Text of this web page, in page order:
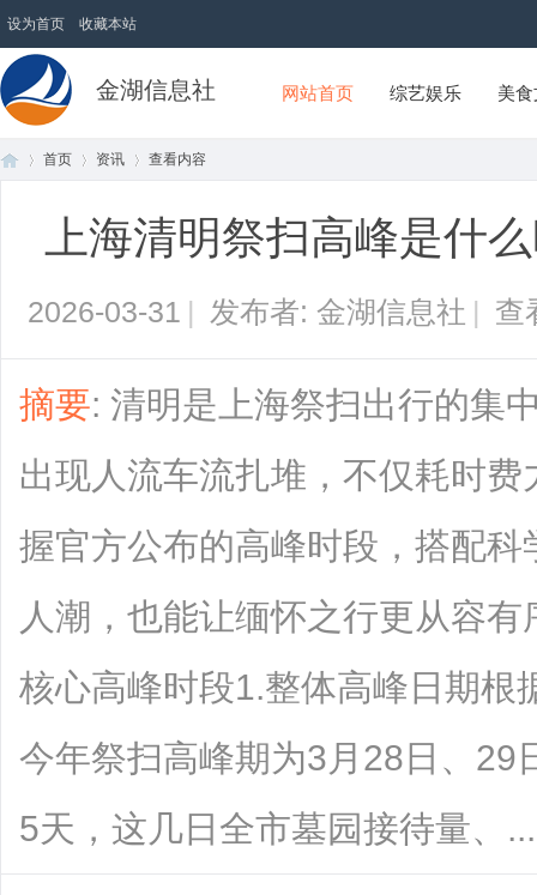
设为首页 收藏本站
金湖信息社 网站首页 综艺娱乐 美
首页 资讯 查看内容
上海清明祭扫高峰是什
2026-03-31 | 发布者: 金湖信息社 | 查
摘要: 清明是上海祭扫出行的集
出现人流车流扎堆，不仅耗时
握官方公布的高峰时段，搭配
人潮，也能让缅怀之行更从容
核心高峰时段1.整体高峰日期根
今年祭扫高峰期为3月28日、29
5天，这几日全市墓园接待量、